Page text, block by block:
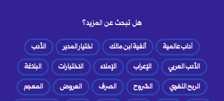
هل تبحث عن المزيد؟
آداب عالمية ألفية ابن مالك اختيار المدير
الأدب
الأدب العربي
الإعراب الإملاء الاختبارات
البلاغة
الربح اللغوي
الشروح الصرف العروض
المعجم